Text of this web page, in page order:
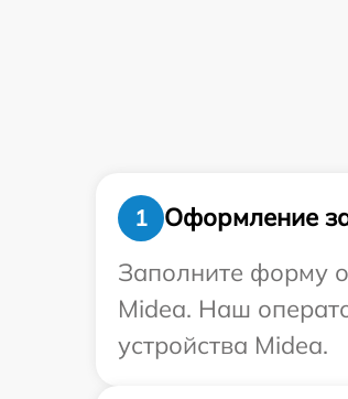
1
Оформление
Заполните форму
Midea. Наш
устройства Midea.